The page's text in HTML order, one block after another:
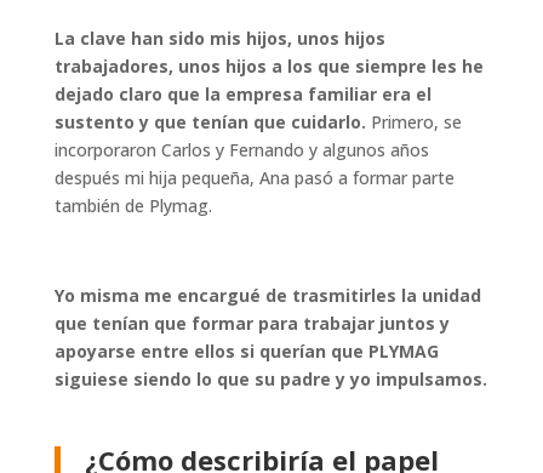
La clave han sido mis hijos, unos hijos
trabajadores, unos hijos a los que siempre les he
dejado claro que la empresa familiar era el
sustento y que tenían que cuidarlo. Primero, se
incorporaron Carlos y Fernando y algunos años
después mi hija pequeña, Ana pasó a formar parte
también de Plymag.
Yo misma me encargué de trasmitirles la unidad
que tenían que formar para trabajar juntos y
apoyarse entre ellos si querían que PLYMAG
siguiese siendo lo que su padre y yo impulsamos.
¿Cómo describiría el papel